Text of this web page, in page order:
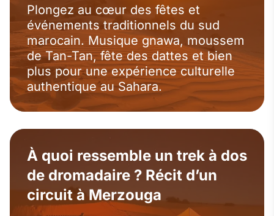
Plongez au cœur des fêtes et
événements traditionnels du sud
marocain. Musique gnawa, moussem
de Tan-Tan, fête des dattes et bien
plus pour une expérience culturelle
authentique au Sahara.
À quoi ressemble un trek à dos
de dromadaire ? Récit d’un
circuit à Merzouga